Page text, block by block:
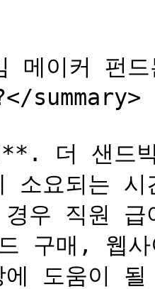
메이커 펀
summary>
더 샌드박
소요되는
경우 직원
구매, 웹
에 도움이